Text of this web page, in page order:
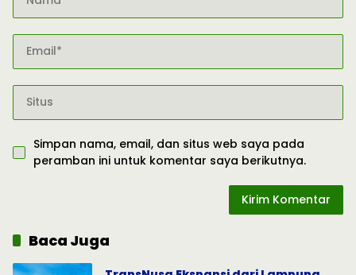
Simpan nama, email, dan situs web saya pada
peramban ini untuk komentar saya berikutnya.
Baca Juga